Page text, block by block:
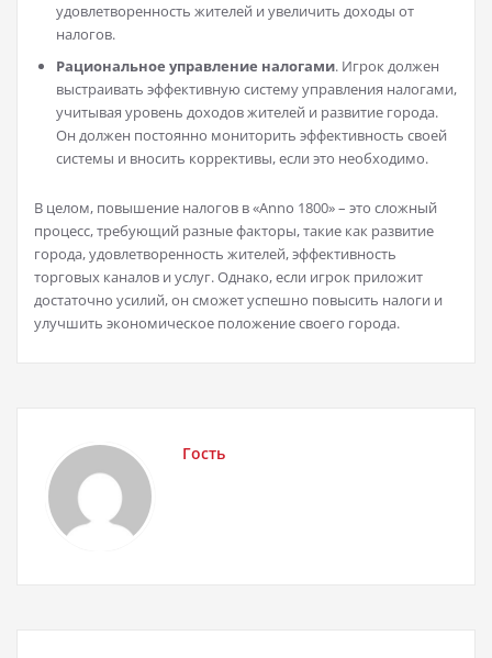
удовлетворенность жителей и увеличить доходы от
налогов.
Рациональное управление налогами. Игрок должен
выстраивать эффективную систему управления налогами,
учитывая уровень доходов жителей и развитие города.
Он должен постоянно мониторить эффективность своей
системы и вносить коррективы, если это необходимо.
В целом, повышение налогов в «Anno 1800» – это сложный
процесс, требующий разные факторы, такие как развитие
города, удовлетворенность жителей, эффективность
торговых каналов и услуг. Однако, если игрок приложит
достаточно усилий, он сможет успешно повысить налоги и
улучшить экономическое положение своего города.
Гость